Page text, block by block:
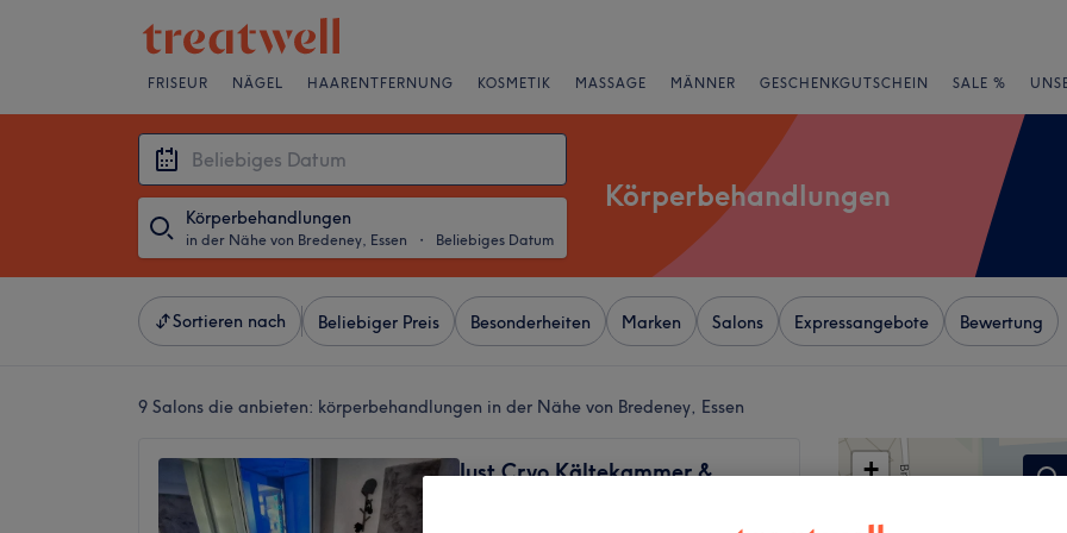
FRISEUR NÄGEL HAARENTFERNUNG KOSMETIK MASSAGE MÄNNER GESCHENKGUTSCHEIN SALE %
Körperbehandlungen
in der Nähe von Bredeney, Essen ・ Beliebiges Datum
Körperbehandlungen
Sortieren nach Beliebiger Preis Besonderheiten Marken Salons Expressangebote Bewertung
9 Salons die anbieten: körperbehandlungen in der Nähe von Bredeney, Essen
Just Cryo Kältekammer &
+